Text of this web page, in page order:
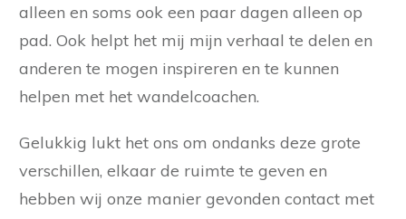
alleen en soms ook een paar dagen alleen op
pad. Ook helpt het mij mijn verhaal te delen en
anderen te mogen inspireren en te kunnen
helpen met het wandelcoachen.
Gelukkig lukt het ons om ondanks deze grote
verschillen, elkaar de ruimte te geven en
hebben wij onze manier gevonden contact met